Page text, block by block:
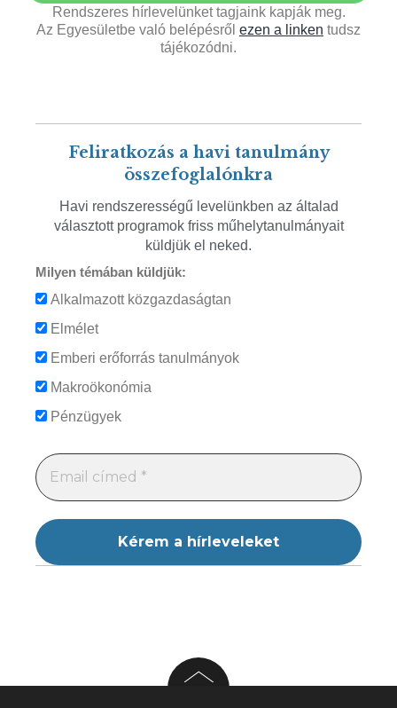
Rendszeres hírlevelünket tagjaink kapják meg.
Az Egyesületbe való belépésről ezen a linken tudsz
tájékozódni.
Feliratkozás a havi tanulmány
összefoglalónkra
Havi rendszerességű levelünkben az általad
választott programok friss műhelytanulmányait
küldjük el neked.
Milyen témában küldjük:
Alkalmazott közgazdaságtan
Elmélet
Emberi erőforrás tanulmányok
Makroökonómia
Pénzügyek